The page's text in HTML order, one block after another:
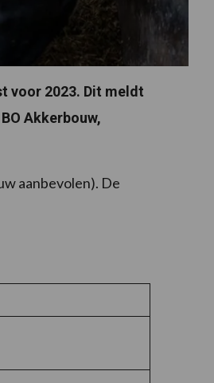
voor 2023. Dit meldt
Akkerbouw,
aanbevolen). De